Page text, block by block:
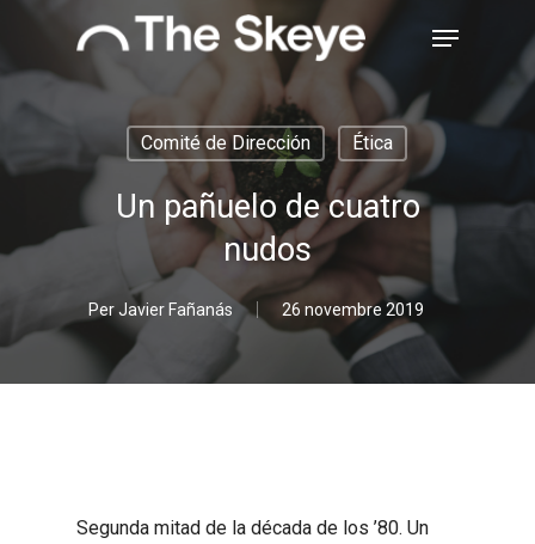
main
content
Menu
Comité de Dirección Ética
Un pañuelo de cuatro
nudos
Per Javier Fañanás 26 novembre 2019
Segunda mitad de la década de los ’80. Un
Close
Menu